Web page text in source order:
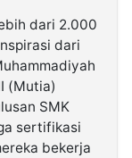
dari 2.000
dari
(Mutia)
SMK
sertifikasi
bekerja